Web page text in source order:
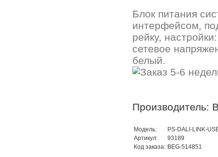
Блок питания
интерфейсом,
рейку,
сетевое
белый.
Производитель:
Модель:
PS-DALI-LINK-
Артикул:
93189
Код заказа: BEG-514851